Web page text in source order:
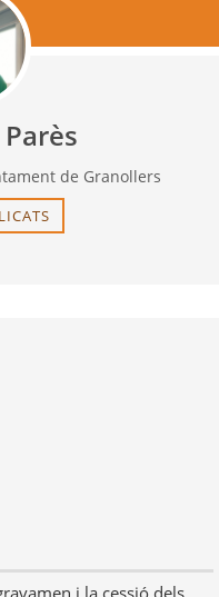
de Granollers
i la cessió dels